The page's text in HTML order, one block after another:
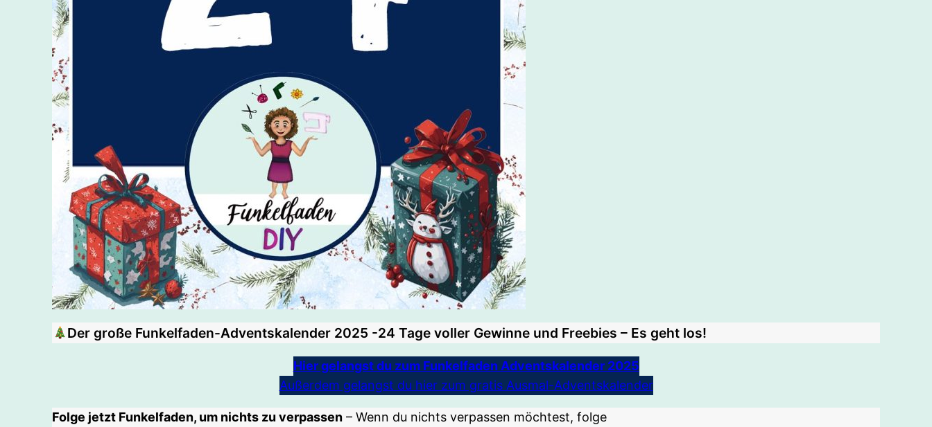
Der große Funkelfaden-Adventskalender 2025 -24 Tage voller Gewinne und Freebies – Es geht los!
Hier gelangst du zum Funkelfaden Adventskalender 2025
Außerdem gelangst du hier zum gratis Ausmal-Adventskalender
Folge jetzt Funkelfaden, um nichts zu verpassen – Wenn du nichts verpassen möchtest, folge